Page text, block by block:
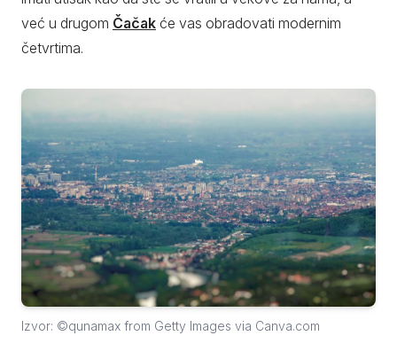
već u drugom Čačak će vas obradovati modernim
četvrtima.
Izvor: ©qunamax from Getty Images via Canva.com